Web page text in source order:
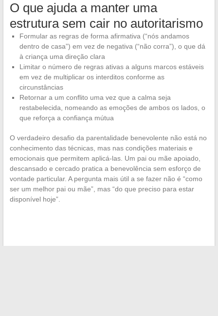
O que ajuda a manter uma
estrutura sem cair no autoritarismo
Formular as regras de forma afirmativa (“nós andamos
dentro de casa”) em vez de negativa (“não corra”), o que dá
à criança uma direção clara
Limitar o número de regras ativas a alguns marcos estáveis
em vez de multiplicar os interditos conforme as
circunstâncias
Retornar a um conflito uma vez que a calma seja
restabelecida, nomeando as emoções de ambos os lados, o
que reforça a confiança mútua
O verdadeiro desafio da parentalidade benevolente não está no
conhecimento das técnicas, mas nas condições materiais e
emocionais que permitem aplicá-las. Um pai ou mãe apoiado,
descansado e cercado pratica a benevolência sem esforço de
vontade particular. A pergunta mais útil a se fazer não é “como
ser um melhor pai ou mãe”, mas “do que preciso para estar
disponível hoje”.